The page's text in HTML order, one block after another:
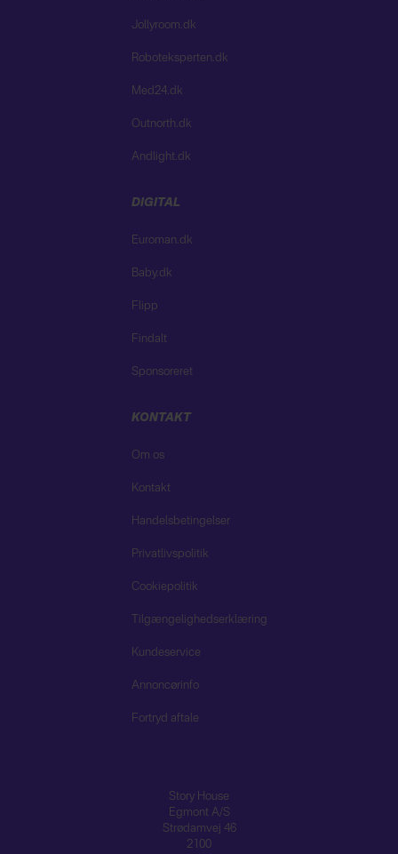
Jollyroom.dk
Roboteksperten.dk
Med24.dk
Outnorth.dk
Andlight.dk
DIGITAL
Euroman.dk
Baby.dk
Flipp
Findalt
Sponsoreret
KONTAKT
Om os
Kontakt
Handelsbetingelser
Privatlivspolitik
Cookiepolitik
Tilgængelighedserklæring
Kundeservice
Annoncørinfo
Fortryd aftale
Story House
Egmont A/S
Strødamvej 46
2100